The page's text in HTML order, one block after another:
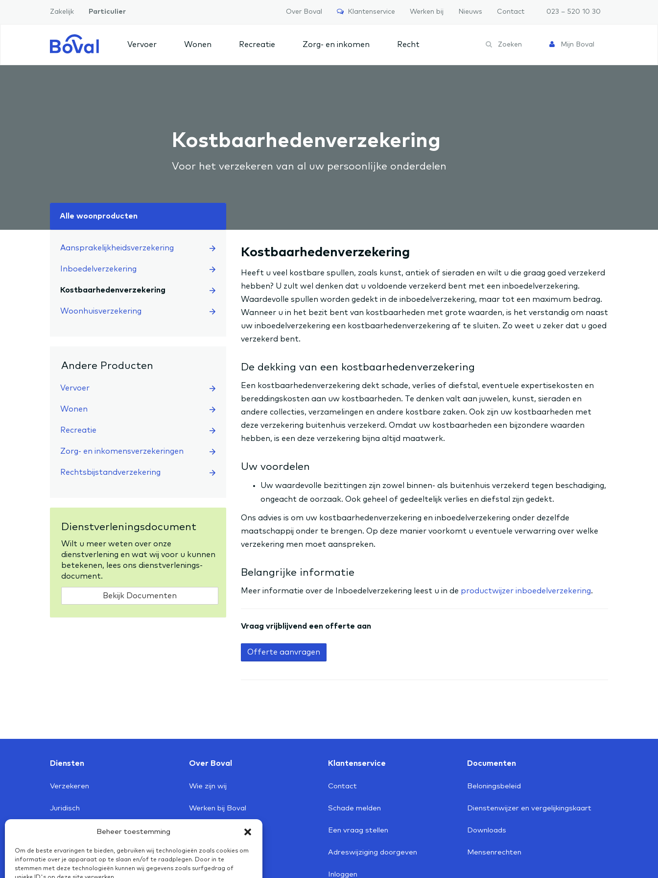
Beheer toestemming
Om de beste ervaringen te bieden, gebruiken wij technologieën zoals cookies om
informatie over je apparaat op te slaan en/of te raadplegen. Door in te
stemmen met deze technologieën kunnen wij gegevens zoals surfgedrag of
Zakelijk Particulier 023 – 520 10 30
Contact
Nieuws
Werken bij
Klantenservice
Over Boval
Vervoer Wonen Recreatie Zorg- en inkomen Recht Zoeken Mijn Boval
Kostbaarhedenverzekering
Voor het verzekeren van al uw persoonlijke onderdelen
Alle woonproducten
Aansprakelijkheidsverzekering
Inboedelverzekering
Kostbaarhedenverzekering
Woonhuisverzekering
Andere Producten
Vervoer
Wonen
Recreatie
Zorg- en inkomensverzekeringen
Rechtsbijstandverzekering
Dienstverleningsdocument
Wilt u meer weten over onze
dienstverlening en wat wij voor u kunnen
betekenen, lees ons dienstverlenings-
document.
Bekijk Documenten
Kostbaarhedenverzekering
Heeft u veel kostbare spullen, zoals kunst, antiek of sieraden en wilt u die graag goed verzekerd
hebben? U zult wel denken dat u voldoende verzekerd bent met een inboedelverzekering.
Waardevolle spullen worden gedekt in de inboedelverzekering, maar tot een maximum bedrag.
Wanneer u in het bezit bent van kostbaarheden met grote waarden, is het verstandig om naast
uw inboedelverzekering een kostbaarhedenverzekering af te sluiten. Zo weet u zeker dat u goed
verzekerd bent.
De dekking van een kostbaarhedenverzekering
Een kostbaarhedenverzekering dekt schade, verlies of diefstal, eventuele expertisekosten en
bereddingskosten aan uw kostbaarheden. Te denken valt aan juwelen, kunst, sieraden en
andere collecties, verzamelingen en andere kostbare zaken. Ook zijn uw kostbaarheden met
deze verzekering buitenhuis verzekerd. Omdat uw kostbaarheden een bijzondere waarden
hebben, is een deze verzekering bijna altijd maatwerk.
Uw voordelen
Uw waardevolle bezittingen zijn zowel binnen- als buitenhuis verzekerd tegen beschadiging,
ongeacht de oorzaak. Ook geheel of gedeeltelijk verlies en diefstal zijn gedekt.
Ons advies is om uw kostbaarhedenverzekering en inboedelverzekering onder dezelfde
maatschappij onder te brengen. Op deze manier voorkomt u eventuele verwarring over welke
verzekering men moet aanspreken.
Belangrijke informatie
Meer informatie over de Inboedelverzekering leest u in de productwijzer inboedelverzekering.
Vraag vrijblijvend een offerte aan
Offerte aanvragen
Diensten
Verzekeren
Juridisch
Lease
Boval Profijt
Over Boval
Wie zijn wij
Werken bij Boval
Klanttevredenheid
Nieuwsbrief
Klantenservice
Contact
Schade melden
Een vraag stellen
Adreswijziging doorgeven
Inloggen
Documenten
Beloningsbeleid
Dienstenwijzer en vergelijkingskaart
Downloads
Mensenrechten